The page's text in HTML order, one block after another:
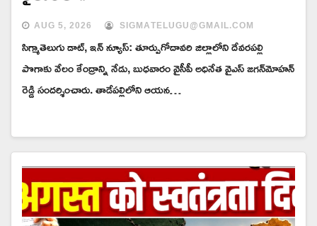
AUG 5, 2026 SIGMATELUGU@GMAIL.COM
సిగ్మాతెలుగు డాట్, ఇన్ న్యూస్: తూర్పుగోదావరి జిల్లాలోని దేవరపల్లి
పొగాకు వేలం కేంద్రాన్ని నేడు, బుధవారం వైసీపీ అధినేత వైఎస్ జగన్‌మోహన్
రెడ్డి సందర్శించారు. తాడేపల్లిలోని ఆయన…